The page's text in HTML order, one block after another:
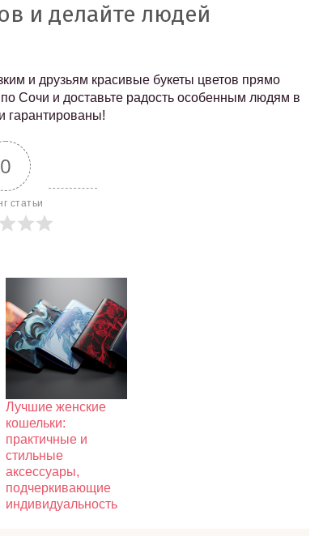
и делайте людей
и друзьям красивые букеты цветов прямо
по Сочи и доставьте радость особенным людям в
гарантированы!
0
статьи
Лучшие женские
кошельки:
практичные и
стильные
аксессуары,
подчеркивающие
индивидуальность